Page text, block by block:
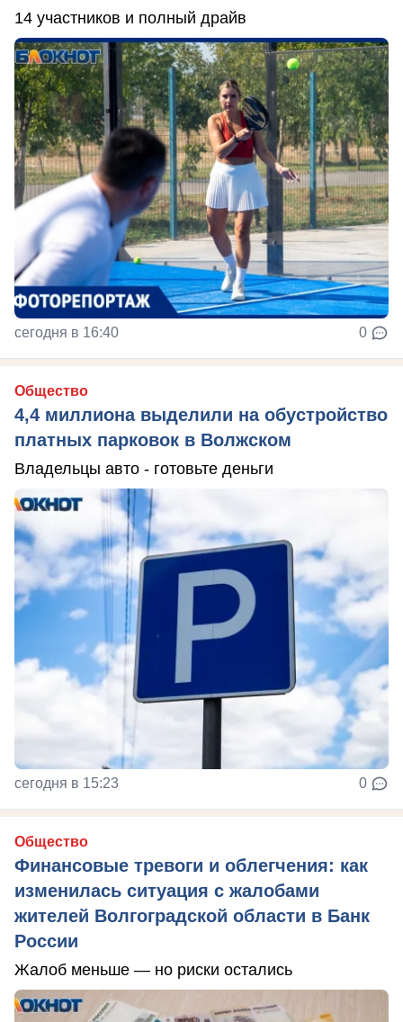
14 участников и полный драйв
сегодня в 16:40 0
Общество
4,4 миллиона выделили на обустройство
платных парковок в Волжском
Владельцы авто - готовьте деньги
сегодня в 15:23 0
Общество
Финансовые тревоги и облегчения: как
изменилась ситуация с жалобами
жителей Волгоградской области в Банк
России
Жалоб меньше — но риски остались